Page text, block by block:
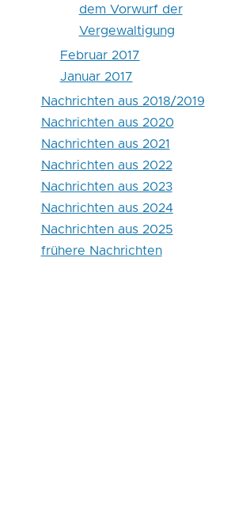
dem Vorwurf der
Vergewaltigung
Februar 2017
Januar 2017
Nachrichten aus 2018/2019
Nachrichten aus 2020
Nachrichten aus 2021
Nachrichten aus 2022
Nachrichten aus 2023
Nachrichten aus 2024
Nachrichten aus 2025
frühere Nachrichten